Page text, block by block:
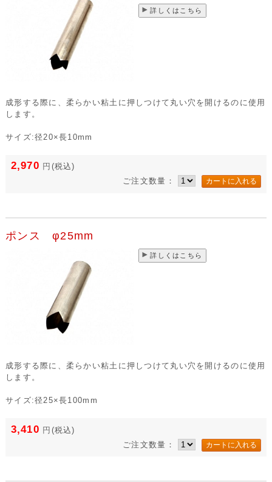
詳しくはこちら
成形する際に、柔らかい粘土に押しつけて丸い穴を開けるのに使用
します。
サイズ:径20×長10mm
2,970 円 (税込)
ご注文数量：
ポンス φ25mm
詳しくはこちら
成形する際に、柔らかい粘土に押しつけて丸い穴を開けるのに使用
します。
サイズ:径25×長100mm
3,410 円 (税込)
ご注文数量：